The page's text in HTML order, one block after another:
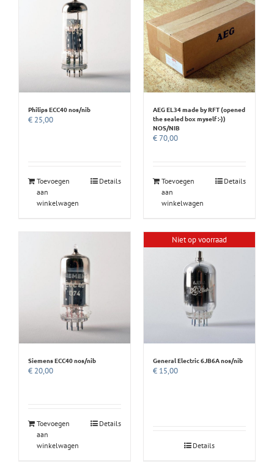
Philips ECC40 nos/nib
€ 25,00
Toevoegen
aan
winkelwagen
Details
AEG EL34 made by RFT (opened
the sealed box myself :-))
NOS/NIB
€70,00
Toevoegen
aan
winkelwagen
Details
Siemens ECC40 nos/nib
€ 20,00
Toevoegen
aan
winkelwagen
Details
Niet op voorraad
General Electric 6JB6A nos/nib
€ 15,00
Details